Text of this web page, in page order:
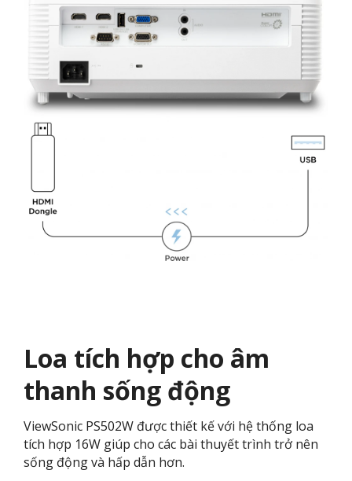
Loa tích hợp cho âm
thanh sống động
ViewSonic PS502W được thiết kế với hệ thống loa
tích hợp 16W giúp cho các bài thuyết trình trở nên
sống động và hấp dẫn hơn.